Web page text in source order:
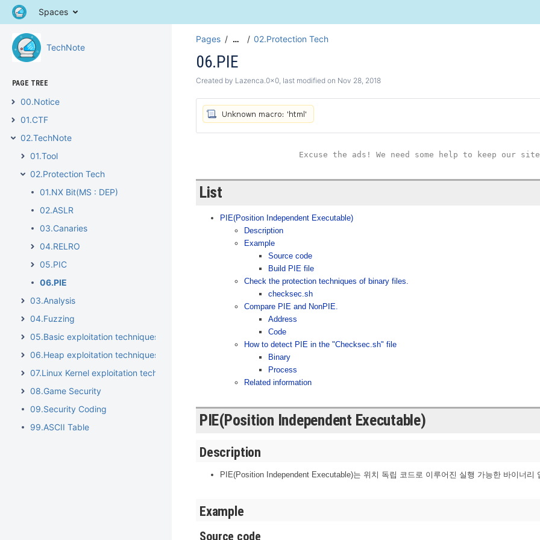
Spaces
TechNote
PAGE TREE
00.Notice
01.CTF
02.TechNote
01.Tool
02.Protection Tech
01.NX Bit(MS : DEP)
02.ASLR
03.Canaries
04.RELRO
05.PIC
06.PIE
03.Analysis
04.Fuzzing
05.Basic exploitation techniques
06.Heap exploitation techniques
07.Linux Kernel exploitation techniques
08.Game Security
09.Security Coding
99.ASCII Table
Pages … 02.Protection Tech
06.PIE
Created by Lazenca.0x0, last modified on Nov 28, 2018
Excuse the ads! We need some help to keep our
List
PIE(Position Independent Executable)
Description
Example
Source code
Build PIE file
Check the protection techniques of binary files.
checksec.sh
Compare PIE and NonPIE.
Address
Code
How to detect PIE in the "Checksec.sh" file
Binary
Process
Related information
PIE(Position Independent Executable)
Description
PIE(Position Independent Executable)는 위치 독립 코드로 이루어진 실행 가능한 바이너리
Example
Source code